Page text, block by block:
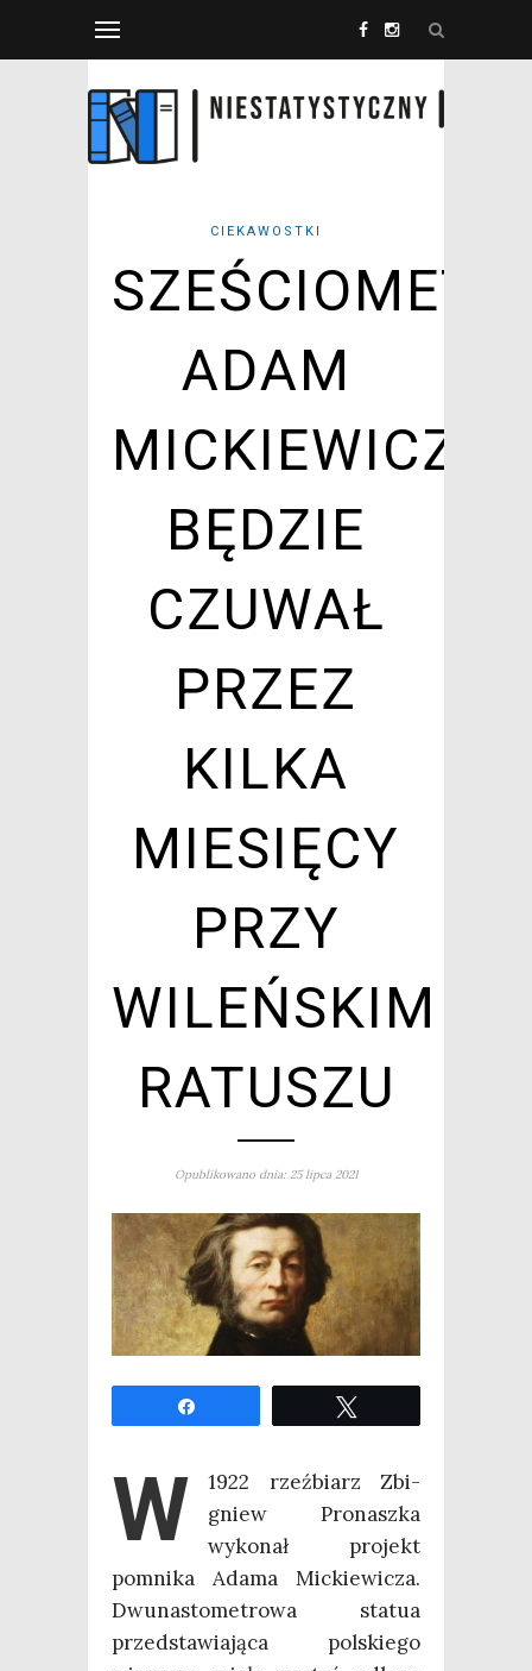
CIEKAWOSTKI
ADAM
MICKIEWICZ
BĘDZIE
CZUWAŁ
PRZEZ
KILKA
MIESIĘCY
PRZY
WILEŃSKIM
RATUSZU
Opublikowano dnia: 25 lipca 2021
W
1922 rzeź­biarz Zbi­
gniew Pro­nasz­ka
wyko­nał pro­jekt
pomni­ka Ada­ma Mic­kie­wi­cza.
Dwu­na­sto­me­tro­wa sta­tua
przed­sta­wia­ją­ca pol­skie­go